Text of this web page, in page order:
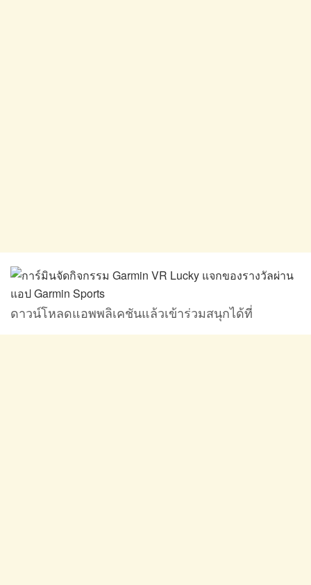
ดาวน์โหลดแอพพลิเคชันแล้วเข้าร่วมสนุกได้ที่